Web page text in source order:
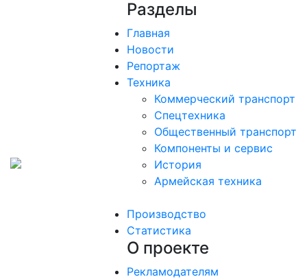
Разделы
Главная
Новости
Репортаж
Техника
Коммерческий транспорт
Спецтехника
Общественный транспорт
Компоненты и сервис
История
Армейская техника
Производство
Статистика
О проекте
Рекламодателям